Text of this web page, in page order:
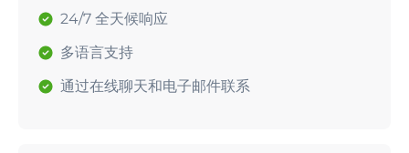
24/7 全天候响应
多语言支持
通过在线聊天和电子邮件联系